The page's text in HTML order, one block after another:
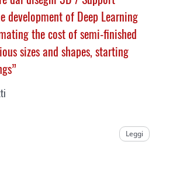
development of Deep Learning
the cost of semi-finished
sizes and shapes, starting
”
Leggi